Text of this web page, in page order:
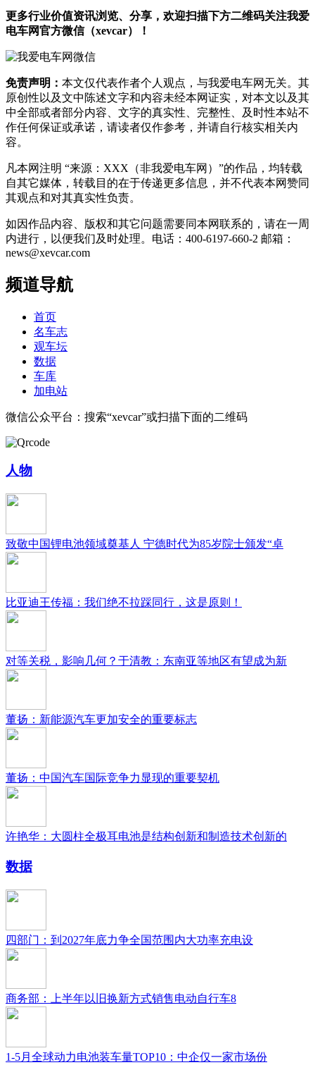
更多行业价值资讯浏览、分享，欢迎扫描下方二维码关注我爱
电车网官方微信（xevcar）！
免责声明： 本文仅代表作者个人观点，与我爱电车网无关。其
原创性以及文中陈述文字和内容未经本网证实，对本文以及其
中全部或者部分内容、文字的真实性、完整性、及时性本站不
作任何保证或承诺，请读者仅作参考，并请自行核实相关内
容。
凡本网注明 “来源：XXX（非我爱电车网）”的作品，均转载
自其它媒体，转载目的在于传递更多信息，并不代表本网赞同
其观点和对其真实性负责。
如因作品内容、版权和其它问题需要同本网联系的，请在一周
内进行，以便我们及时处理。电话：400-6197-660-2 邮箱：
news@xevcar.com
频道导航
首页
名车志
观车坛
数据
车库
加电站
微信公众平台：搜索“xevcar”或扫描下面的二维码
人物
致敬中国锂电池领域奠基人 宁德时代为85岁院士颁发“卓
比亚迪王传福：我们绝不拉踩同行，这是原则！
对等关税，影响几何？于清教：东南亚等地区有望成为新
董扬：新能源汽车更加安全的重要标志
董扬：中国汽车国际竞争力显现的重要契机
许艳华：大圆柱全极耳电池是结构创新和制造技术创新的
数据
四部门：到2027年底力争全国范围内大功率充电设
商务部：上半年以旧换新方式销售电动自行车8
1-5月全球动力电池装车量TOP10：中企仅一家市场份